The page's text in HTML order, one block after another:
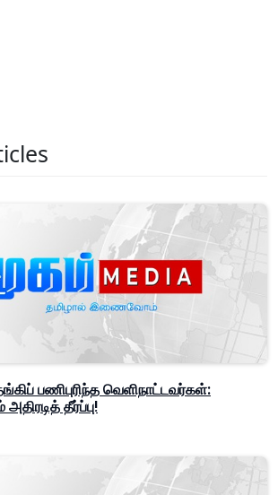
பணிபுரிந்த வெளிநாட்டவர்கள்:
தீர்ப்பு!